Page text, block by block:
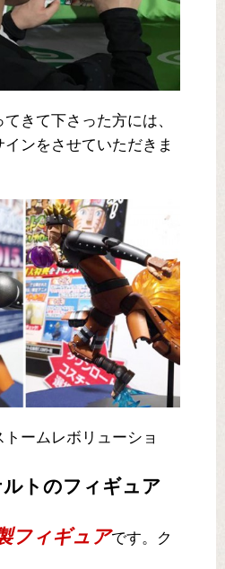
きて下さった方には、
ンをさせていただきま
トームレボリューショ
ルトのフィギュア
フィギュアです。ク